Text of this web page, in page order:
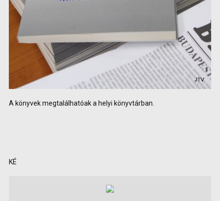
A könyvek megtalálhatóak a helyi könyvtárban.
KÉ